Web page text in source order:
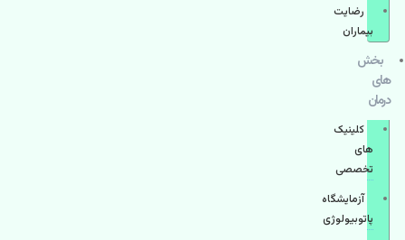
رضایت
بیماران
بخش
های
درمان
کلینیک
های
تخصصی
آزمایشگاه
پاتوبیولوژی